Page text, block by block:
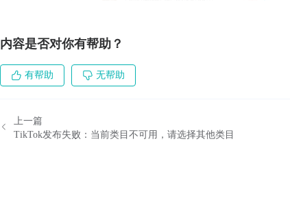
内容是否对你有帮助？
有帮助 无帮助
上一篇
TikTok发布失败：当前类目不可用，请选择其他类目